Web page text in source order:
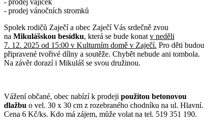
- prodej vánočních stromků
Spolek rodičů Zaječí a obec Zaječí Vás srdečně zvou
na Mikulášskou besídku, která se bude konat v neděli
7. 12. 2025 od 15:00 v Kulturním domě v Zaječí. Pro děti budou
připravené tvořivé dílny a soutěže. Chybět nebude ani tombola.
Na závěr dorazí i Mikuláš se svou družinou.
Vážení občané, obec nabízí k prodeji použitou betonovou
dlažbu o vel. 30 x 30 cm z rozebraného chodníku na ul. Hlavní.
Cena 6 Kč/ks. Kdo má zájem, může volat na tel. 519 351 190.